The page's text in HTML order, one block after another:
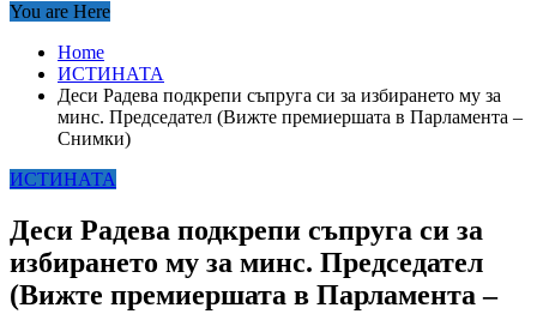
You are Here
Home
ИСТИНАТА
Деси Радева подкрепи съпруга си за избирането му за
минс. Председател (Вижте премиершата в Парламента –
Снимки)
ИСТИНАТА
Деси Радева подкрепи съпруга си за
избирането му за минс. Председател
(Вижте премиершата в Парламента –